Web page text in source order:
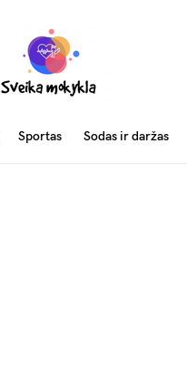
Sportas Sodas ir daržas